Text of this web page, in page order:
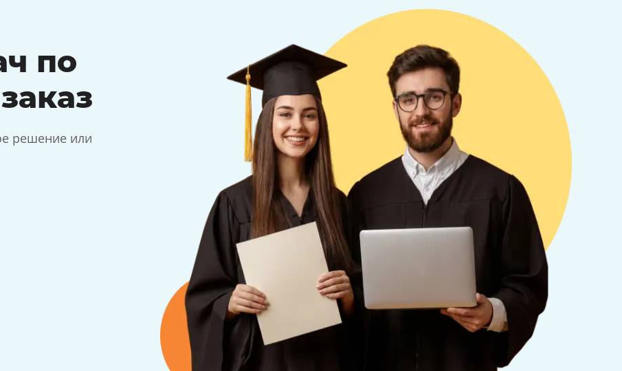
по
решение или